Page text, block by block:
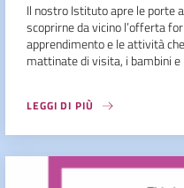
Il nostro Istituto apre le porte
scoprirne da vicino l’offerta
apprendimento e le attività
mattinate di visita, i bambini
LEGGI DI PIÙ